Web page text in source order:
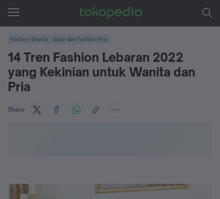
Fashion Wanita Gaya dan Fashion Pria
14 Tren Fashion Lebaran 2022
yang Kekinian untuk Wanita dan
Pria
Share